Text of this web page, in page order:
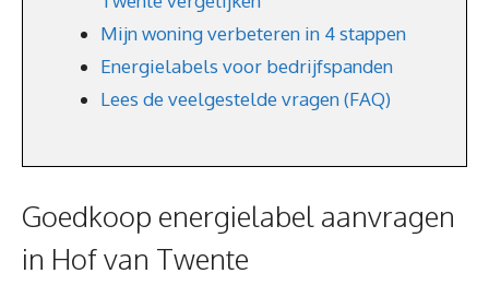
Mijn woning verbeteren in 4 stappen
Energielabels voor bedrijfspanden
Lees de veelgestelde vragen (FAQ)
Goedkoop energielabel aanvragen
in Hof van Twente